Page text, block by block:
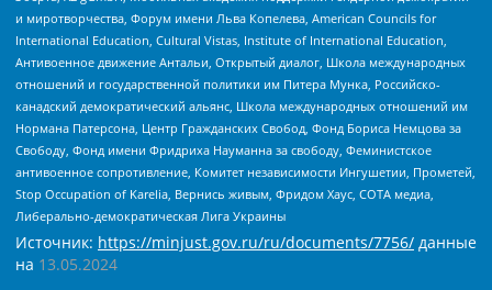
и миротворчества, Форум имени Льва Копелева, American Councils for
International Education, Cultural Vistas, Institute of International Education,
Антивоенное движение Антальи, Открытый диалог, Школа международных
отношений и государственной политики им Питера Мунка, Российско-
канадский демократический альянс, Школа международных отношений им
Нормана Патерсона, Центр Гражданских Свобод, Фонд Бориса Немцова за
Свободу, Фонд имени Фридриха Науманна за свободу, Феминистское
антивоенное сопротивление, Комитет независимости Ингушетии, Прометей,
Stop Occupation of Karelia, Вернись живым, Фридом Хаус, СОТА медиа,
Либерально-демократическая Лига Украины
Источник: https://minjust.gov.ru/ru/documents/7756/ данные
на 13.05.2024